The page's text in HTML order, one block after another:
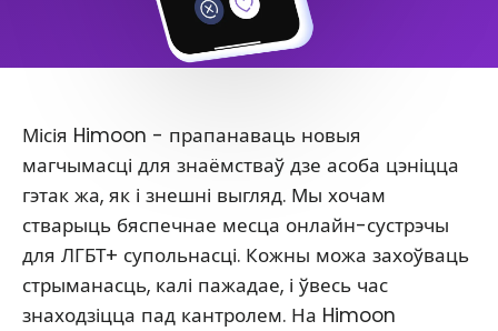
Місія Himoon - прапанаваць новыя
магчымасці для знаёмстваў дзе асоба цэніцца
гэтак жа, як і знешні выгляд. Мы хочам
стварыць бяспечнае месца онлайн-сустрэчы
для ЛГБТ+ супольнасці. Кожны можа захоўваць
стрыманасць, калі пажадае, і ўвесь час
знаходзіцца пад кантролем. На Himoon